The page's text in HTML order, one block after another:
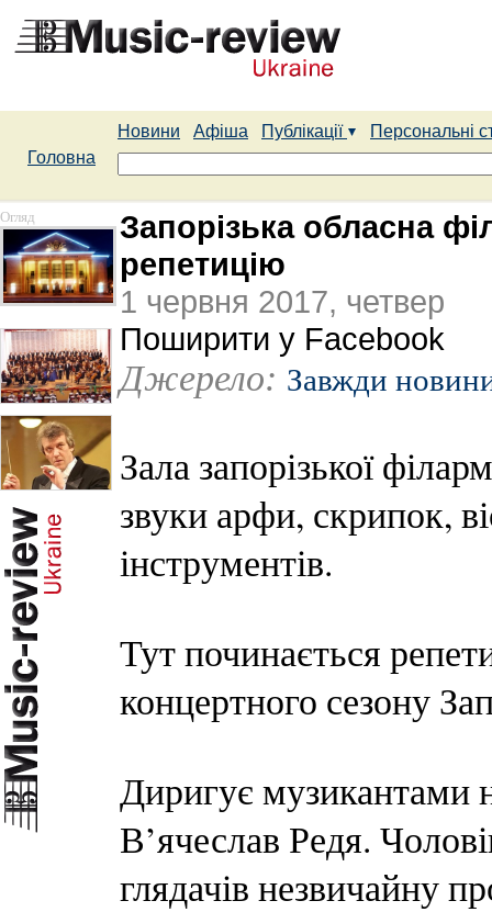
Новини Афіша Публікації
Персональні
Головна
Огляд
Запорізька обласна
репетицію
1 червня 2017, четвер
Поширити у Facebook
Джерело: Завжди
Зала запорізької
звуки арфи, скрипок,
інструментів.
Тут починається
концертного сезону
Диригує музикантами
В’ячеслав Редя.
глядачів незвичайну